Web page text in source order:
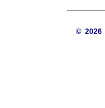
© 2026